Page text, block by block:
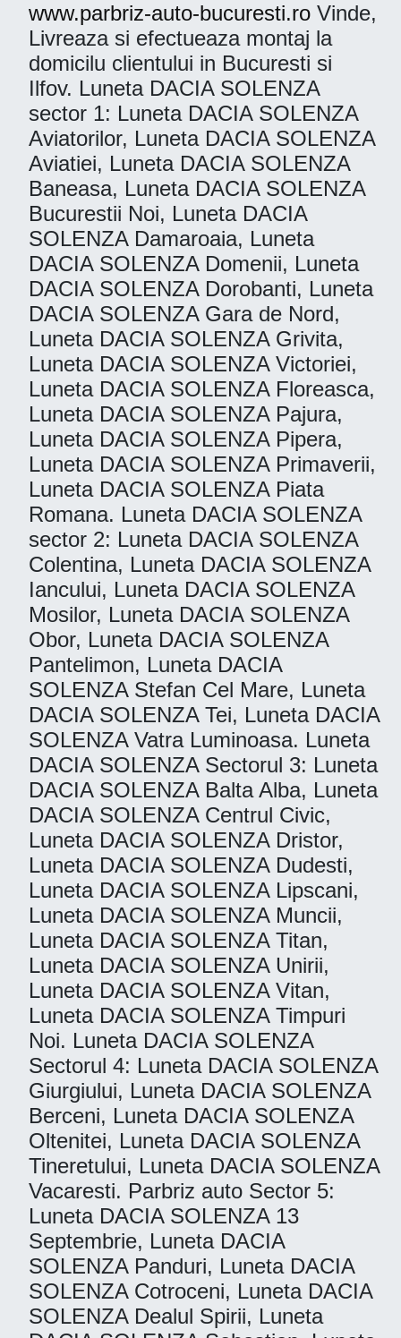
www.parbriz-auto-bucuresti.ro Vinde,
Livreaza si efectueaza montaj la
domicilu clientului in Bucuresti si
Ilfov. Luneta DACIA SOLENZA
sector 1: Luneta DACIA SOLENZA
Aviatorilor, Luneta DACIA SOLENZA
Aviatiei, Luneta DACIA SOLENZA
Baneasa, Luneta DACIA SOLENZA
Bucurestii Noi, Luneta DACIA
SOLENZA Damaroaia, Luneta
DACIA SOLENZA Domenii, Luneta
DACIA SOLENZA Dorobanti, Luneta
DACIA SOLENZA Gara de Nord,
Luneta DACIA SOLENZA Grivita,
Luneta DACIA SOLENZA Victoriei,
Luneta DACIA SOLENZA Floreasca,
Luneta DACIA SOLENZA Pajura,
Luneta DACIA SOLENZA Pipera,
Luneta DACIA SOLENZA Primaverii,
Luneta DACIA SOLENZA Piata
Romana. Luneta DACIA SOLENZA
sector 2: Luneta DACIA SOLENZA
Colentina, Luneta DACIA SOLENZA
Iancului, Luneta DACIA SOLENZA
Mosilor, Luneta DACIA SOLENZA
Obor, Luneta DACIA SOLENZA
Pantelimon, Luneta DACIA
SOLENZA Stefan Cel Mare, Luneta
DACIA SOLENZA Tei, Luneta DACIA
SOLENZA Vatra Luminoasa. Luneta
DACIA SOLENZA Sectorul 3: Luneta
DACIA SOLENZA Balta Alba, Luneta
DACIA SOLENZA Centrul Civic,
Luneta DACIA SOLENZA Dristor,
Luneta DACIA SOLENZA Dudesti,
Luneta DACIA SOLENZA Lipscani,
Luneta DACIA SOLENZA Muncii,
Luneta DACIA SOLENZA Titan,
Luneta DACIA SOLENZA Unirii,
Luneta DACIA SOLENZA Vitan,
Luneta DACIA SOLENZA Timpuri
Noi. Luneta DACIA SOLENZA
Sectorul 4: Luneta DACIA SOLENZA
Giurgiului, Luneta DACIA SOLENZA
Berceni, Luneta DACIA SOLENZA
Oltenitei, Luneta DACIA SOLENZA
Tineretului, Luneta DACIA SOLENZA
Vacaresti. Parbriz auto Sector 5:
Luneta DACIA SOLENZA 13
Septembrie, Luneta DACIA
SOLENZA Panduri, Luneta DACIA
SOLENZA Cotroceni, Luneta DACIA
SOLENZA Dealul Spirii, Luneta